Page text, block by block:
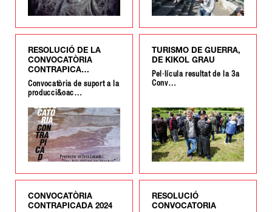
RESOLUCIÓ DE LA
CONVOCATÒRIA
CONTRAPICA…
Convocatòria de suport a la
producci&oac…
TURISMO DE GUERRA,
DE KIKOL GRAU
Pel·lícula resultat de la 3a
Conv…
CONVOCATÒRIA
CONTRAPICADA 2024
RESOLUCIÓ
CONVOCATORIA